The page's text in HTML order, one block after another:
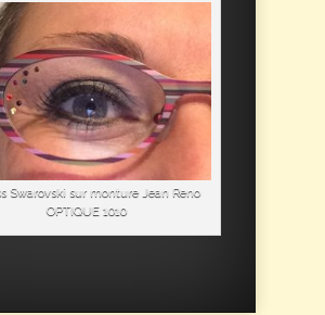
Swarovski sur monture Jean Reno
OPTIQUE 1010